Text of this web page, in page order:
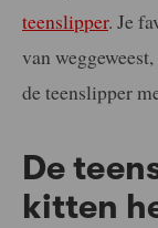
teenslipper. Je
van
de teenslipper
De
kitten